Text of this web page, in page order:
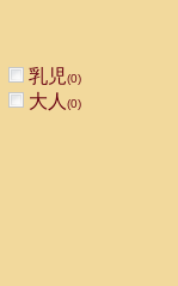
乳児(0)
大人 (0)